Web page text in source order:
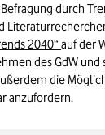
durch
2040“ auf der
des GdW und
die
anzufordern.